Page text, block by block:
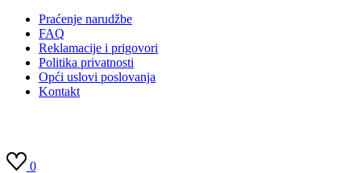
Praćenje narudžbe
FAQ
Reklamacije i prigovori
Politika privatnosti
Opći uslovi poslovanja
Kontakt
0